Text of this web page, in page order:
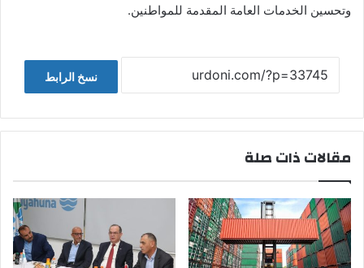
وتحسين الخدمات العامة المقدمة للمواطنين.
نسخ الرابط
مقالات ذات صلة